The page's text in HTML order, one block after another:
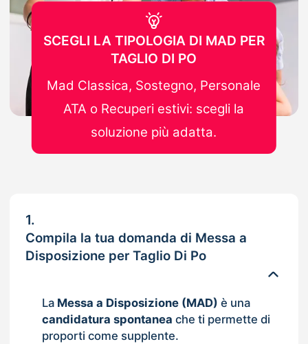
1.
Compila la tua domanda di Messa a
Disposizione per Taglio Di Po
La Messa a Disposizione (MAD) è una
candidatura spontanea che ti permette di
proporti come supplente.
SCEGLI LA TIPOLOGIA DI MAD PER
TAGLIO DI PO
Mad Classica, Sostegno, Personale
ATA o Recuperi estivi: scegli la
soluzione più adatta.